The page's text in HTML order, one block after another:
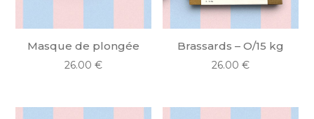
Masque de plongée
26.00€
Brassards – O/15 kg
26.00 €